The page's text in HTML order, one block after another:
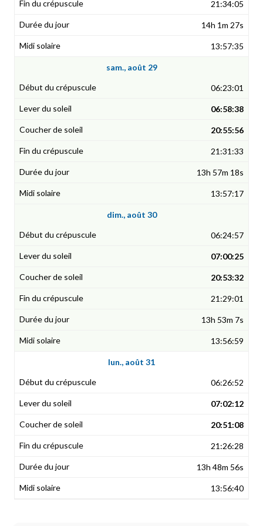
21:34:05
14h 1m 27s
13:57:35
sam., août 29
06:23:01
06:58:38
20:55:56
21:31:33
13h 57m 18s
13:57:17
dim., août 30
06:24:57
07:00:25
20:53:32
21:29:01
13h 53m 7s
13:56:59
lun., août 31
06:26:52
07:02:12
20:51:08
21:26:28
13h 48m 56s
13:56:40